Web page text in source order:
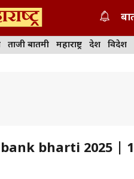
ताजी बातमी महाराष्ट्र देश विदेश
bharti 2025 |